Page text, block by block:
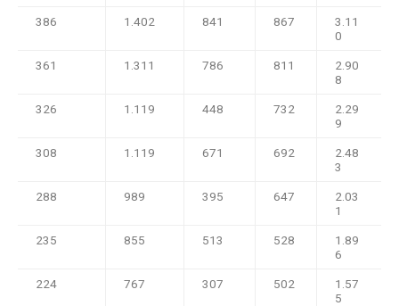
386 1.402 841 867
3.11
0
361 1.311 786 811
2.90
8
326 1.119 448 732
2.29
9
308 1.119 671 692
2.48
3
288 989 395 647
2.03
1
235 855 513 528
1.89
6
224 767 307 502
1.57
5